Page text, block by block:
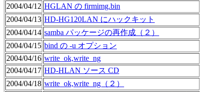
2004/04/12 HGLAN の firmimg.bin
2004/04/13 HD-HG120LAN にハックキット
2004/04/14 samba パッケージの再作成（２）
2004/04/15 bind の -u オプション
2004/04/16 write_ok,write_ng
2004/04/17 HD-HLAN ソース CD
2004/04/18 write_ok,write_ng（２）